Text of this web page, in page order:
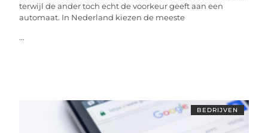
terwijl de ander toch echt de voorkeur geeft aan een
automaat. In Nederland kiezen de meeste
...
BEDRIJVEN